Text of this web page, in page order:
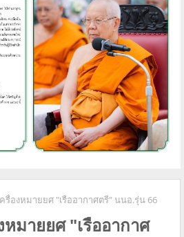
รื่องหมายยศ "เรืออากาศตรี" นนอ.รุ่น 66
มายยศ "เรืออากาศ